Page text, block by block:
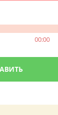
00:00